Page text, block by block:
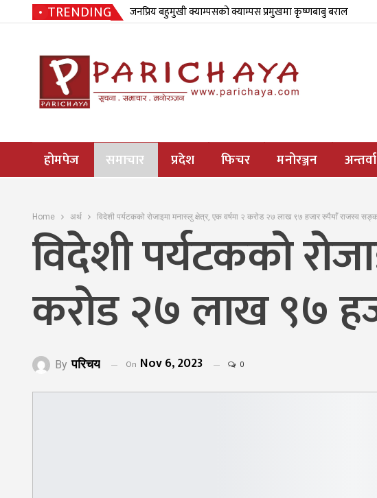
TRENDING जनप्रिय बहुमुखी क्याम्पसको क्याम्पस प्रमुखमा कृष्णबाबु बराल
होमपेज समाचार प्रदेश फिचर मनोरञ्जन
Home अर्थ विदेशी पर्यटकको रोजाइमा मनास्लु क्षेत्र, एक वर्षमा २ करोड २७ लाख ९७ हजार रुपैयाँ राजस्व
विदेशी पर्यटकको
करोड २७ लाख ९७
By परिचय On Nov 6, 2023 0